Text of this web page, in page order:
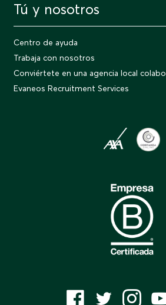
Tú y nosotros
Centro de ayuda
Trabaja con nosotros
Conviértete en una agencia local
Evaneos Recruitment Services